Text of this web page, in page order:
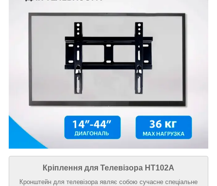
Кріплення для Телевізора HT102A
Кронштейн для телевізора являє собою сучасне спеціальне